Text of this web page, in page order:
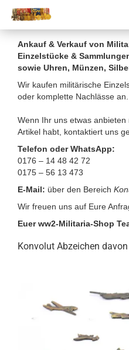
Ankauf & Verkauf von
Einzelstücke &
sowie Uhren, Münzen,
Wir kaufen militärische
oder komplette Nachlässe an.
Wenn Ihr uns etwas
Artikel habt, kontaktiert uns
Telefon oder WhatsApp:
0176 – 14 48 42 72
0175 – 56 13 473
E-Mail: über den Bereich
Wir freuen uns auf Eure
Euer ww2-Militaria-Shop
Konvolut Abzeichen